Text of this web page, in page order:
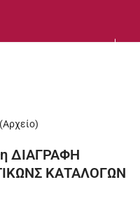
ΔΙΑΓΡΑΦΗ
ΚΑΤΑΛΟΓΩΝ